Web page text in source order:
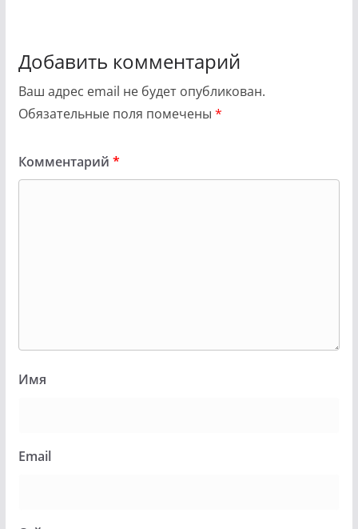
Добавить комментарий
Ваш адрес email не будет опубликован.
Обязательные поля помечены *
Комментарий *
Имя
Email